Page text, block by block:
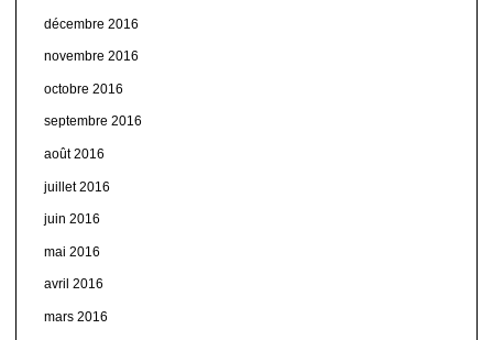
décembre 2016
novembre 2016
octobre 2016
septembre 2016
août 2016
juillet 2016
juin 2016
mai 2016
avril 2016
mars 2016